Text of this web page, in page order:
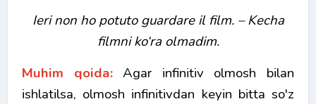
Ieri non ho potuto guardare il film. – Kecha
filmni ko‘ra olmadim.
Muhim qoida: Agar infinitiv olmosh bilan
ishlatilsa, olmosh infinitivdan keyin bitta so'z